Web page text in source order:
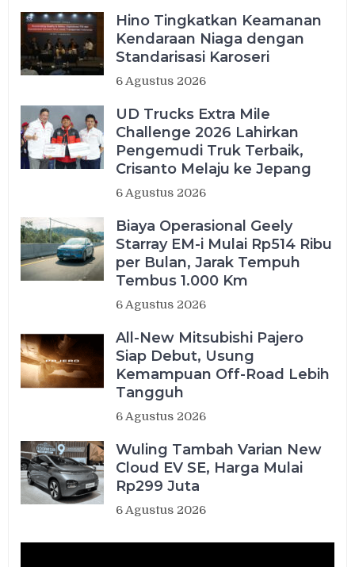
Hino Tingkatkan Keamanan
Kendaraan Niaga dengan
Standarisasi Karoseri
6 Agustus 2026
UD Trucks Extra Mile
Challenge 2026 Lahirkan
Pengemudi Truk Terbaik,
Crisanto Melaju ke Jepang
6 Agustus 2026
Biaya Operasional Geely
Starray EM-i Mulai Rp514 Ribu
per Bulan, Jarak Tempuh
Tembus 1.000 Km
6 Agustus 2026
All-New Mitsubishi Pajero
Siap Debut, Usung
Kemampuan Off-Road Lebih
Tangguh
6 Agustus 2026
Wuling Tambah Varian New
Cloud EV SE, Harga Mulai
Rp299 Juta
6 Agustus 2026